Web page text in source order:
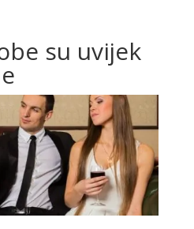
su uvijek